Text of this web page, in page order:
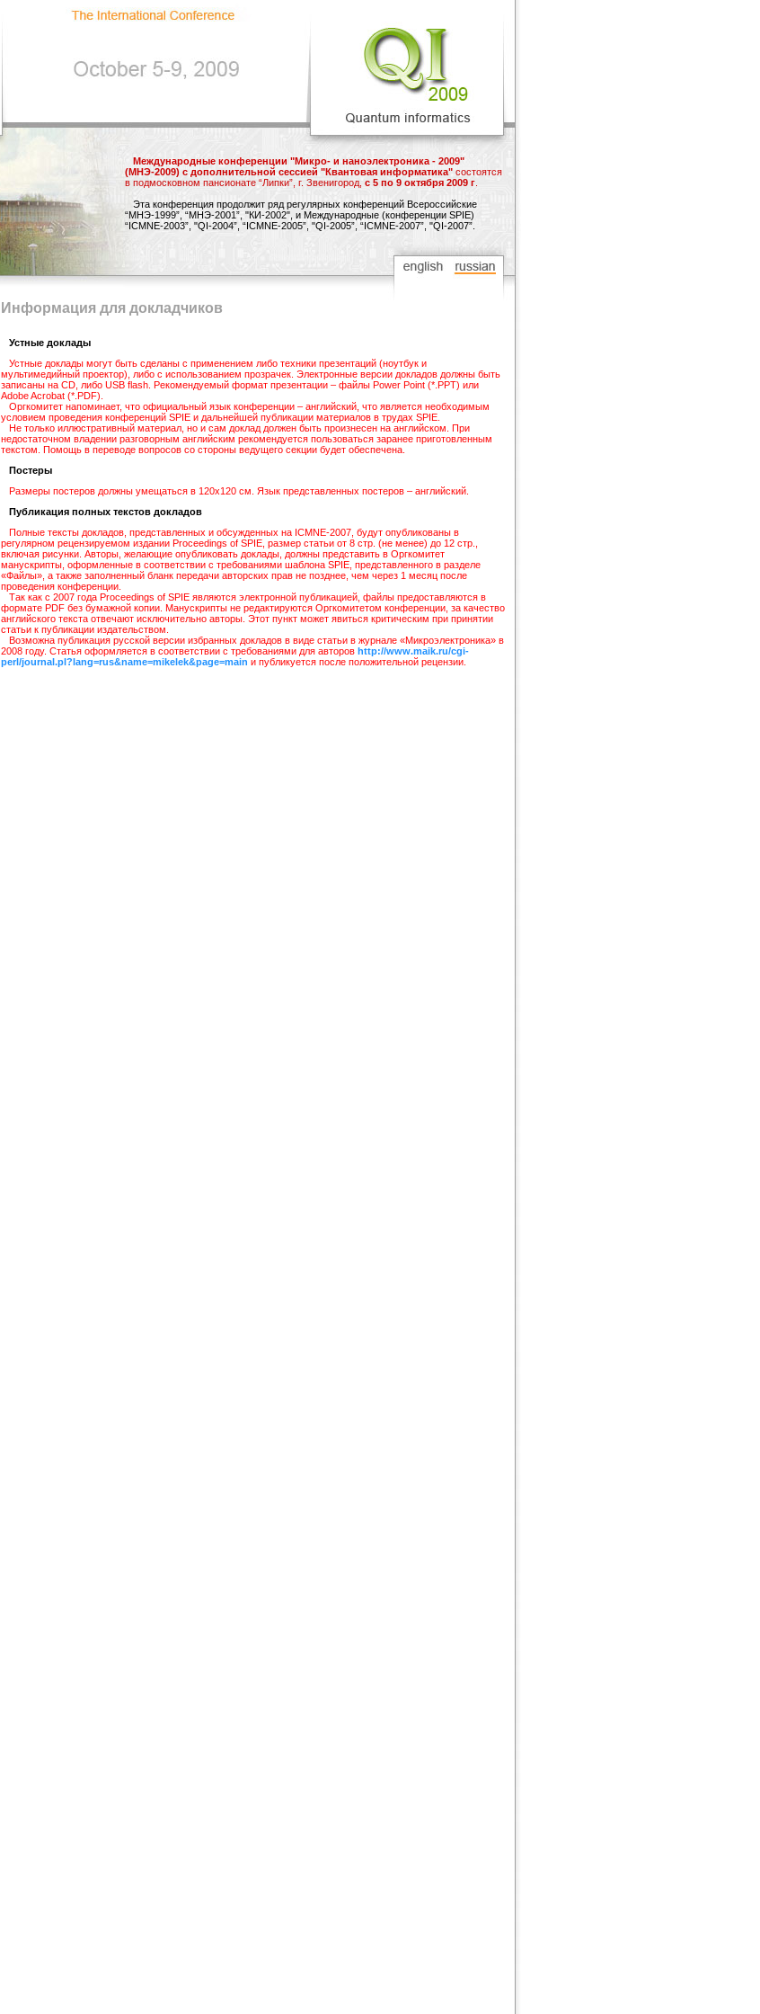
Международные конференции "Микро- и наноэлектроника - 2009"
(МНЭ-2009) с дополнительной сессией "Квантовая информатика" состоятся
в подмосковном пансионате “Липки”, г. Звенигород, с 5 по 9 октября 2009 г
Эта конференция продолжит ряд регулярных конференций Всероссийские
“МНЭ-1999”, “МНЭ-2001”, "КИ-2002", и Международные (конференции SPIE)
“ICMNE-2003”, "QI-2004”, “ICMNE-2005”, "QI-2005”, “ICMNE-2007”, "QI-2007”.
Информация для докладчиков
Устные доклады
Устные доклады могут быть сделаны с применением либо техники презентаций (ноутбук и
мультимедийный проектор), либо с использованием прозрачек. Электронные версии докладов должны быть
записаны на CD, либо USB flash. Рекомендуемый формат презентации – файлы Power Point (*.PPT) или
Adobe Acrobat (*.PDF).
Оргкомитет напоминает, что официальный язык конференции – английский, что является необходимым
условием проведения конференций SPIE и дальнейшей публикации материалов в трудах SPIE.
Не только иллюстративный материал, но и сам доклад должен быть произнесен на английском. При
недостаточном владении разговорным английским рекомендуется пользоваться заранее приготовленным
текстом. Помощь в переводе вопросов со стороны ведущего секции будет обеспечена.
Постеры
Размеры постеров должны умещаться в 120х120 см. Язык представленных постеров – английский.
Публикация полных текстов докладов
Полные тексты докладов, представленных и обсужденных на ICMNE-2007, будут опубликованы в
регулярном рецензируемом издании Proceedings of SPIE, размер статьи от 8 стр. (не менее) до 12 стр.,
включая рисунки. Авторы, желающие опубликовать доклады, должны представить в Оргкомитет
манускрипты, оформленные в соответствии с требованиями шаблона SPIE, представленного в разделе
«Файлы», а также заполненный бланк передачи авторских прав не позднее, чем через 1 месяц после
проведения конференции.
Так как с 2007 года Proceedings of SPIE являются электронной публикацией, файлы предоставляются в
формате PDF без бумажной копии. Манускрипты не редактируются Оргкомитетом конференции, за качество
английского текста отвечают исключительно авторы. Этот пункт может явиться критическим при принятии
статьи к публикации издательством.
Возможна публикация русской версии избранных докладов в виде статьи в журнале «Микроэлектроника» в
2008 году. Статья оформляется в соответствии с требованиями для авторов http://www.maik.ru/cgi-
perl/journal.pl?lang=rus&name=mikelek&page=main и публикуется после положительной рецензии.